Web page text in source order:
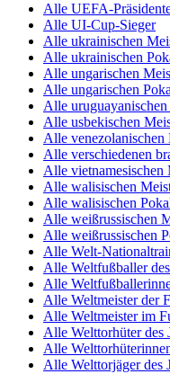
Alle UEFA-
Alle UI-Cup-Sieger
Alle ukrainischen
Alle ukrainischen
Alle ungarischen
Alle ungarischen
Alle
Alle usbekischen
Alle venezolanischen
Alle verschiedenen
Alle vietnamesischen
Alle walisischen
Alle walisischen
Alle weißrussischen
Alle weißrussischen
Alle Welt-
Alle Weltfußballer
Alle
Alle Weltmeister der
Alle Weltmeister im
Alle Welttorhüter des
Alle
Alle Welttorjäger des